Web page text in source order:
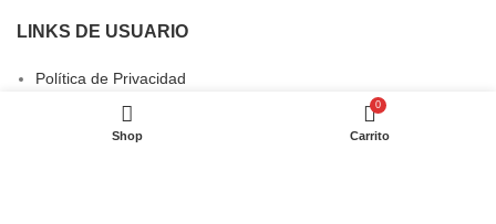
LINKS DE USUARIO
Política de Privacidad
Términos y Condiciones
Shop
0
Carrito